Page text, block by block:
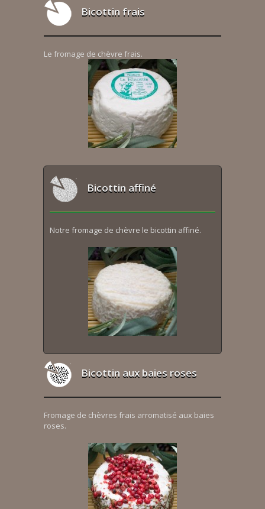
Bicottin frais
Le fromage de chèvre frais.
Bicottin affiné
Notre fromage de chèvre le bicottin affiné.
Bicottin aux baies roses
Fromage de chèvres frais arromatisé aux baies
roses.